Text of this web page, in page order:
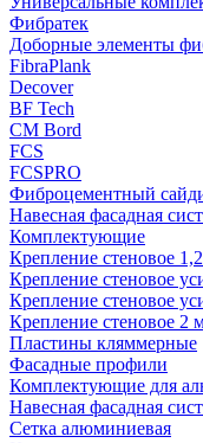
Фибратек
Доборные элементы
FibraPlank
Decover
BF Tech
CM Bord
FCS
FCSPRO
Фиброцементный
Навесная фасадная
Комплектующие
Крепление стеновое
Крепление стеновое
Крепление стеновое
Крепление стеновое 2
Пластины кляммерные
Фасадные профили
Комплектующие для
Навесная фасадная
Сетка алюминиевая